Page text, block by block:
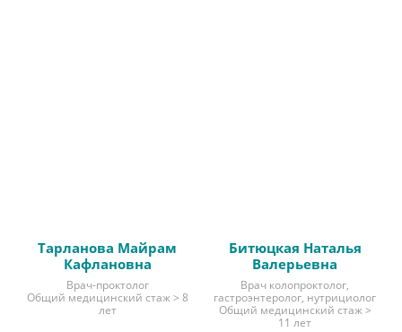
Тарланова Майрам
Кафлановна
Врач-проктолог
Общий медицинский стаж > 8
лет
Битюцкая Наталья
Валерьевна
Врач колопроктолог,
гастроэнтеролог, нутрициолог
Общий медицинский стаж >
11 лет